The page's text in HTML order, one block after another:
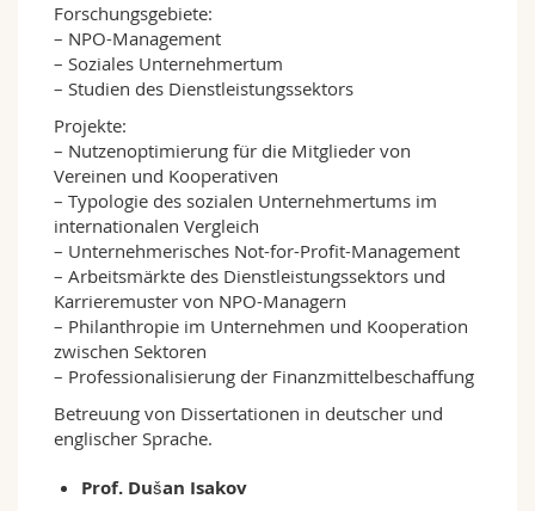
Forschungsgebiete:
– NPO-Management
– Soziales Unternehmertum
– Studien des Dienstleistungssektors
Projekte:
– Nutzenoptimierung für die Mitglieder von
Vereinen und Kooperativen
– Typologie des sozialen Unternehmertums im
internationalen Vergleich
– Unternehmerisches Not-for-Profit-Management
– Arbeitsmärkte des Dienstleistungssektors und
Karrieremuster von NPO-Managern
– Philanthropie im Unternehmen und Kooperation
zwischen Sektoren
– Professionalisierung der Finanzmittelbeschaffung
Betreuung von Dissertationen in deutscher und
englischer Sprache.
Prof. Dušan Isakov